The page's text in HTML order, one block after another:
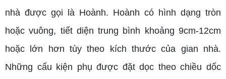
nhà được gọi là Hoành. Hoành có hình dạng tròn
hoặc vuông, tiết diện trung bình khoảng 9cm-12cm
hoặc lớn hơn tùy theo kích thước của gian nhà.
Những cấu kiện phụ được đặt dọc theo chiều dốc